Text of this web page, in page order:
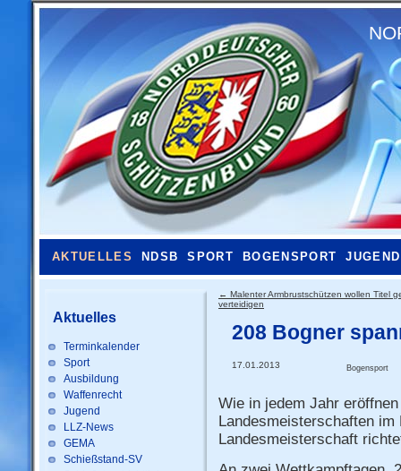
AKTUELLES NDSB SPORT BOGENSPORT JUGEND
Aktuelles
Terminkalender
Sport
Ausbildung
Waffenrecht
Jugend
LLZ-News
GEMA
Schießstand-SV
← Malenter Armbrustschützen wollen Titel
verteidigen
208 Bogner
17.01.2013 Bogensport
Wie in jedem Jahr
Landesmeisterschaften
Landesmeisterschaft